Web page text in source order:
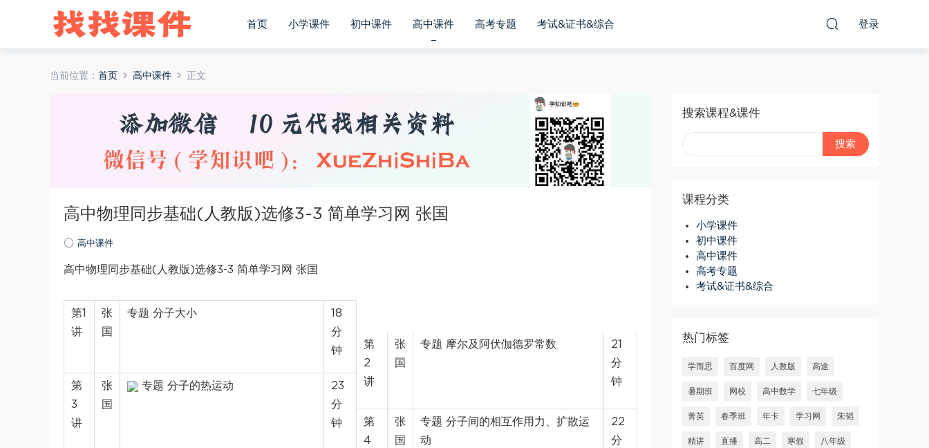
首页 小学课件 初中课件 高中课件 高考专题 考试&证书&综合 登录
当前位置： 首页 高中课件 正文
高中物理同步基础(人教版)选修3-3 简单学习网 张国
高中课件
高中物理同步基础(人教版)选修3-3 简单学习网 张国
第1
讲
张
国
专题 分子大小
18
分
钟
第
2
讲
张
国
专题 摩尔及阿伏伽德罗常数
21
分
钟
第
3
讲
张
国
专题 分子的热运动
23
分
钟
第
4
张
国
专题 分子间的相互作用力、扩散运
动
22
分
搜索课程&课件
课程分类
小学课件
初中课件
高中课件
高考专题
考试&证书&综合
热门标签
学而思 百度网 人教版 高途
暑期班 网校 高中数学 七年级
菁英 春季班 年卡 学习网 朱韬
精讲 直播 高二 寒假 八年级